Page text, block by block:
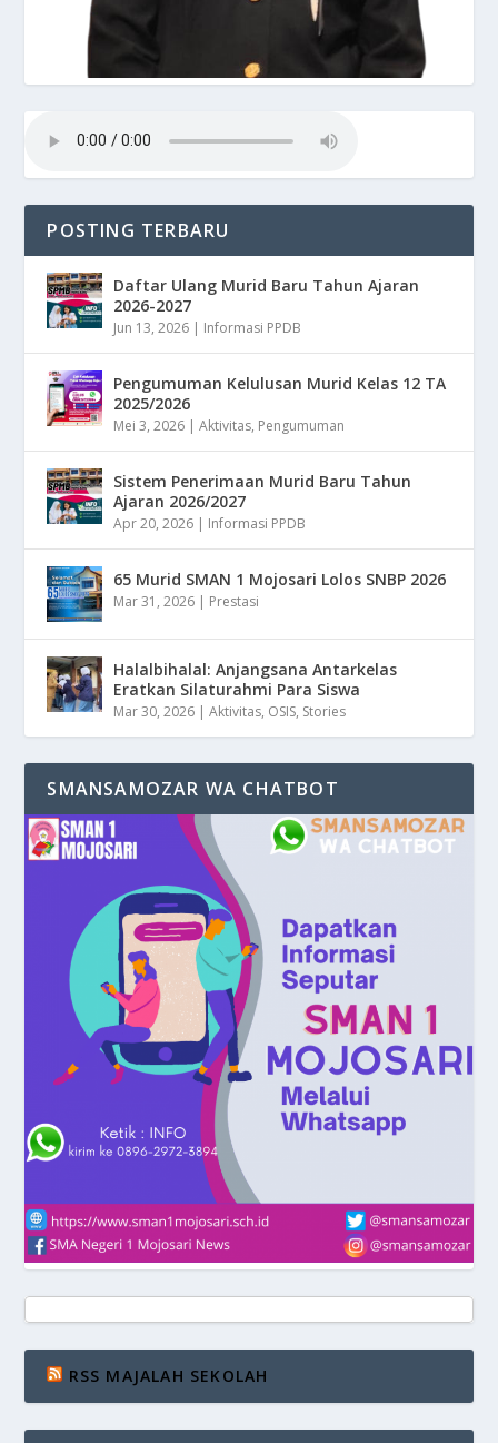
POSTING TERBARU
Daftar Ulang Murid Baru Tahun Ajaran
2026-2027
Jun 13, 2026 | Informasi PPDB
Pengumuman Kelulusan Murid Kelas 12 TA
2025/2026
Mei 3, 2026 |Aktivitas, Pengumuman
Sistem Penerimaan Murid Baru Tahun
Ajaran 2026/2027
Apr 20, 2026 | Informasi PPDB
65 Murid SMAN 1 Mojosari Lolos SNBP 2026
Mar 31, 2026 | Prestasi
Halalbihalal: Anjangsana Antarkelas
Eratkan Silaturahmi Para Siswa
Mar 30, 2026 |Aktivitas, OSIS, Stories
SMANSAMOZAR WA CHATBOT
RSS MAJALAH SEKOLAH